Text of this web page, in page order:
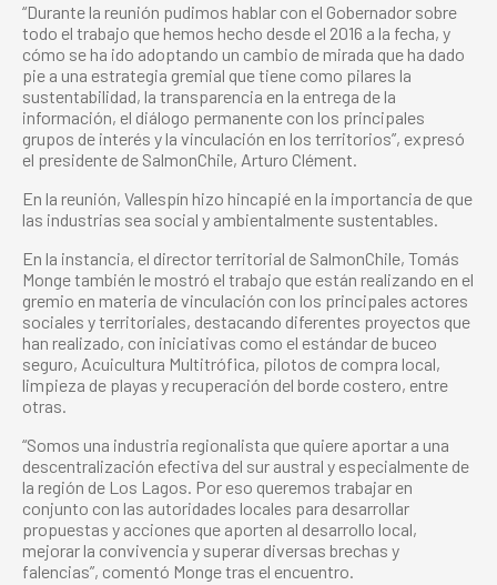
“Durante la reunión pudimos hablar con el Gobernador sobre
todo el trabajo que hemos hecho desde el 2016 a la fecha, y
cómo se ha ido adoptando un cambio de mirada que ha dado
pie a una estrategia gremial que tiene como pilares la
sustentabilidad, la transparencia en la entrega de la
información, el diálogo permanente con los principales
grupos de interés y la vinculación en los territorios”, expresó
el presidente de SalmonChile, Arturo Clément.
En la reunión, Vallespín hizo hincapié en la importancia de que
las industrias sea social y ambientalmente sustentables.
En la instancia, el director territorial de SalmonChile, Tomás
Monge también le mostró el trabajo que están realizando en el
gremio en materia de vinculación con los principales actores
sociales y territoriales, destacando diferentes proyectos que
han realizado, con iniciativas como el estándar de buceo
seguro, Acuicultura Multitrófica, pilotos de compra local,
limpieza de playas y recuperación del borde costero, entre
otras.
“Somos una industria regionalista que quiere aportar a una
descentralización efectiva del sur austral y especialmente de
la región de Los Lagos. Por eso queremos trabajar en
conjunto con las autoridades locales para desarrollar
propuestas y acciones que aporten al desarrollo local,
mejorar la convivencia y superar diversas brechas y
falencias”, comentó Monge tras el encuentro.